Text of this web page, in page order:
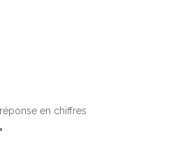
en chiffres